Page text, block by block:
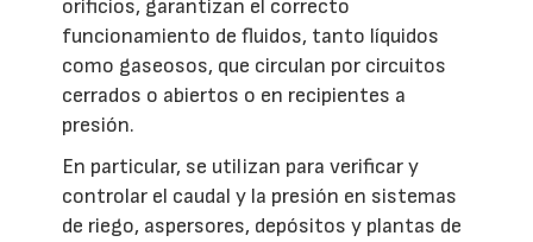
orificios, garantizan el correcto
funcionamiento de fluidos, tanto líquidos
como gaseosos, que circulan por circuitos
cerrados o abiertos o en recipientes a
presión.
En particular, se utilizan para verificar y
controlar el caudal y la presión en sistemas
de riego, aspersores, depósitos y plantas de